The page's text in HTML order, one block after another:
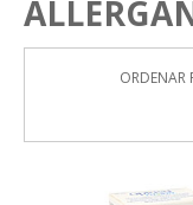
ORDENAR